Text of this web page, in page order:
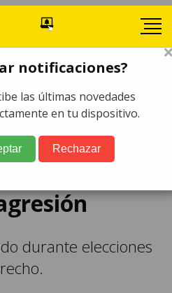
Asociación
de
USAC
durante elecciones
notificaciones?
las últimas novedades
en tu dispositivo.
Rechazar